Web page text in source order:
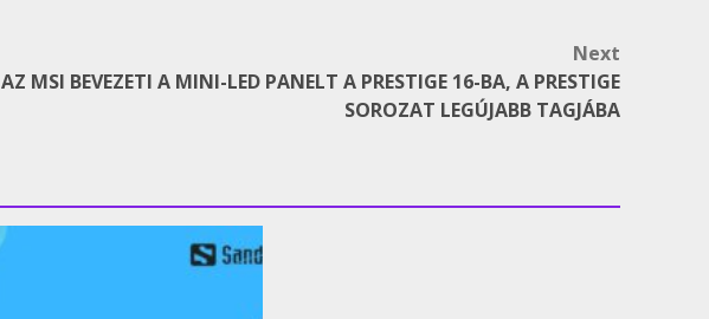
Next
AZ MSI BEVEZETI A MINI-LED PANELT A PRESTIGE 16-BA, A PRESTIGE
SOROZAT LEGÚJABB TAGJÁBA